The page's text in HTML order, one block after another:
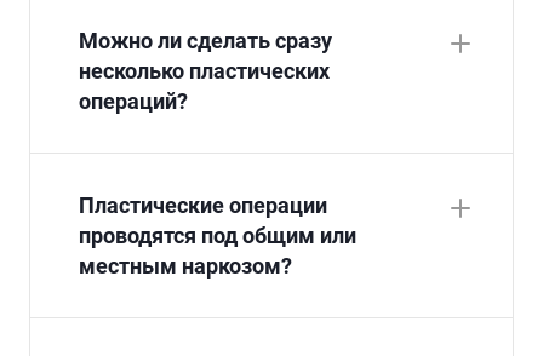
Можно ли сделать сразу
несколько пластических
операций?
Пластические операции
проводятся под общим или
местным наркозом?